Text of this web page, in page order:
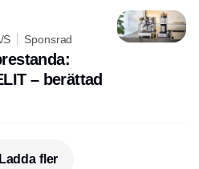
S Sponsrad
– berättad
Ladda fler